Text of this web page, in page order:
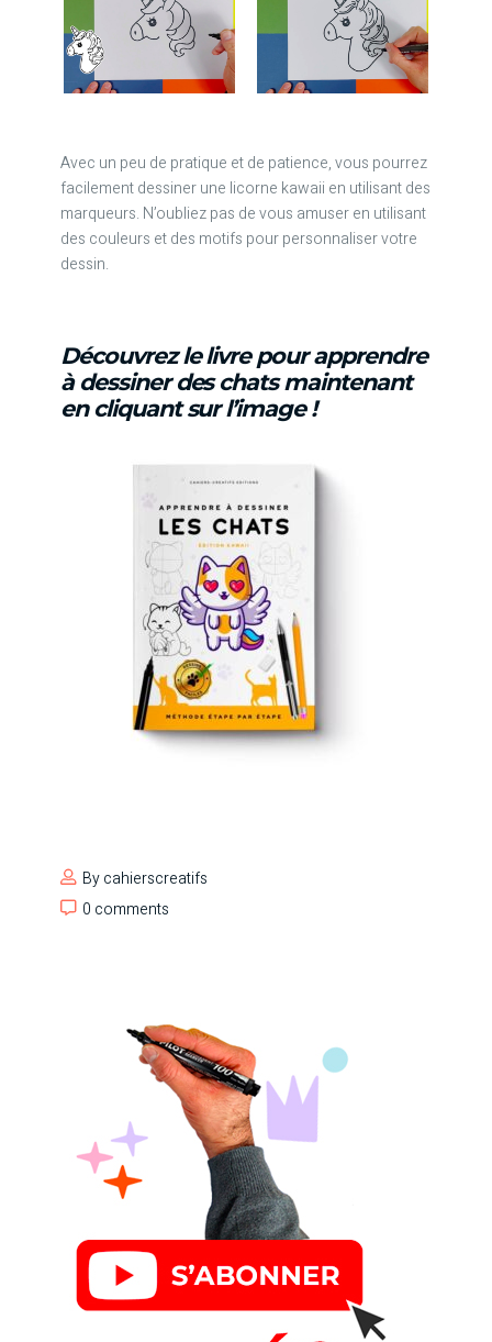
Avec un peu de pratique et de patience, vous pourrez
facilement dessiner une licorne kawaii en utilisant des
marqueurs. N’oubliez pas de vous amuser en utilisant
des couleurs et des motifs pour personnaliser votre
dessin.
Découvrez le livre pour apprendre
à dessiner des chats maintenant
en cliquant sur l’image !
Bycahierscreatifs
0 comments
0 comments